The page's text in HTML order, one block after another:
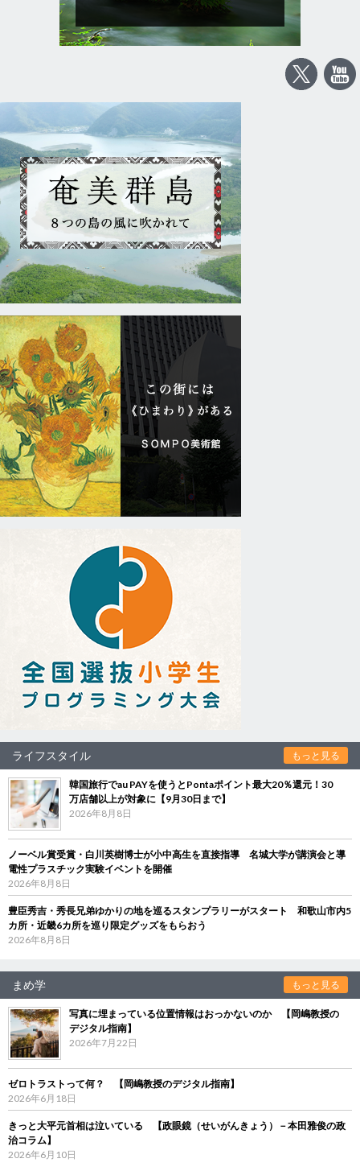
ライフスタイル もっと見る
韓国旅行でau PAYを使うとPontaポイント最大20％還元！30
万店舗以上が対象に【9月30日まで】
2026年8月8日
ノーベル賞受賞・白川英樹博士が小中高生を直接指導 名城大学が講演会と導
電性プラスチック実験イベントを開催
2026年8月8日
豊臣秀吉・秀長兄弟ゆかりの地を巡るスタンプラリーがスタート 和歌山市内5
カ所・近畿6カ所を巡り限定グッズをもらおう
2026年8月8日
まめ学 もっと見る
写真に埋まっている位置情報はおっかないのか 【岡嶋教授の
デジタル指南】
2026年7月22日
ゼロトラストって何？ 【岡嶋教授のデジタル指南】
2026年6月18日
きっと大平元首相は泣いている 【政眼鏡（せいがんきょう）－本田雅俊の政
治コラム】
2026年6月10日